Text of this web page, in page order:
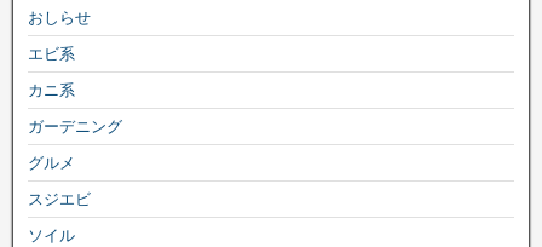
おしらせ
エビ系
カニ系
ガーデニング
グルメ
スジエビ
ソイル